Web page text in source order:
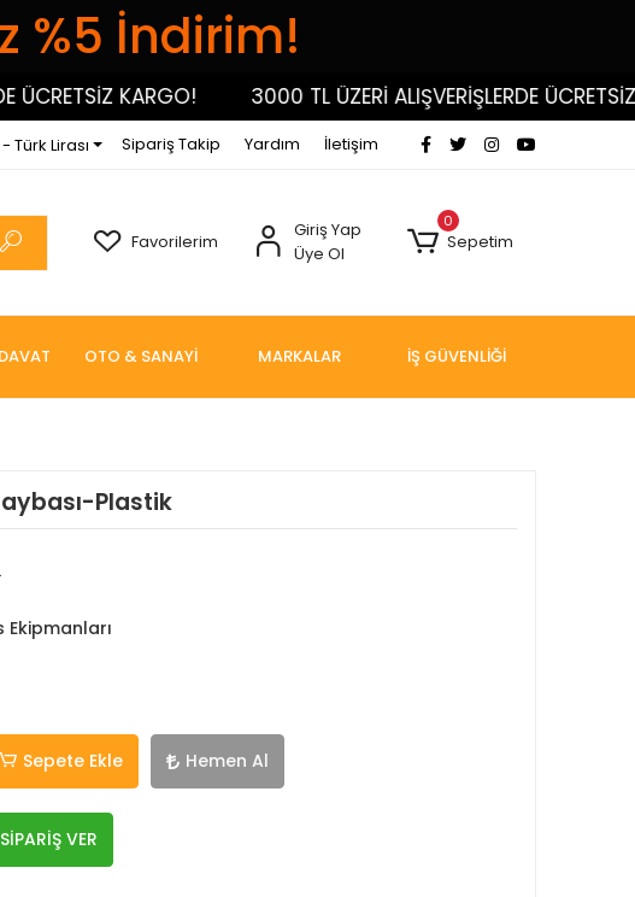
%5 İndirim!
KARGO! 3000 TL ÜZERİ ALIŞVERİŞLERDE ÜCRETSİZ
- Türk Lirası Sipariş Takip Yardım İletişim
Favorilerim
Giriş Yap
Üye Ol
0
Sepetim
OTO & SANAYİ MARKALAR İŞ GÜVENLİĞİ
Plastik
Ekipmanları
Sepete Ekle Hemen Al
VER